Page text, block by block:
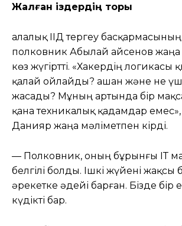
Жалған іздердің торы
Қалалық ІІД тергеу
полковник Абылай Қайсенов жаңа
көз жүгіртті. «Хакердің логикасы
қалай ойлайды? Қашан және не
жасады? Мұның артында бір
қана техникалық қадамдар
Данияр жаңа мәліметпен кірді.
— Полковник, оның бұрынғы ІТ
белгілі болды. Ішкі жүйені жақсы
әрекетке әдейі барған. Бізде бір
күдікті бар.